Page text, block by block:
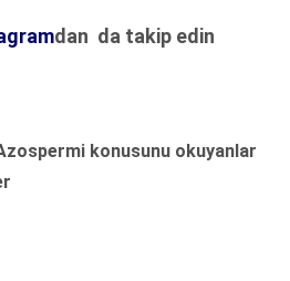
dan da takip edin
konusunu okuyanlar